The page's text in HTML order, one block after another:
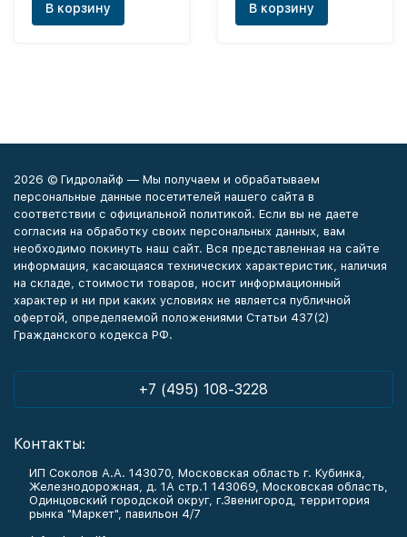
В корзину В корзину
2026 © Гидролайф — Мы получаем и обрабатываем
персональные данные посетителей нашего сайта в
соответствии с официальной политикой. Если вы не даете
согласия на обработку своих персональных данных, вам
необходимо покинуть наш сайт. Вся представленная на сайте
информация, касающаяся технических характеристик, наличия
на складе, стоимости товаров, носит информационный
характер и ни при каких условиях не является публичной
офертой, определяемой положениями Статьи 437(2)
Гражданского кодекса РФ.
+7 (495) 108-3228
Контакты:
ИП Соколов А.А. 143070, Московская область г. Кубинка,
Железнодорожная, д. 1А стр.1 143069, Московская область,
Одинцовский городской округ, г.Звенигород, территория
рынка "Маркет", павильон 4/7